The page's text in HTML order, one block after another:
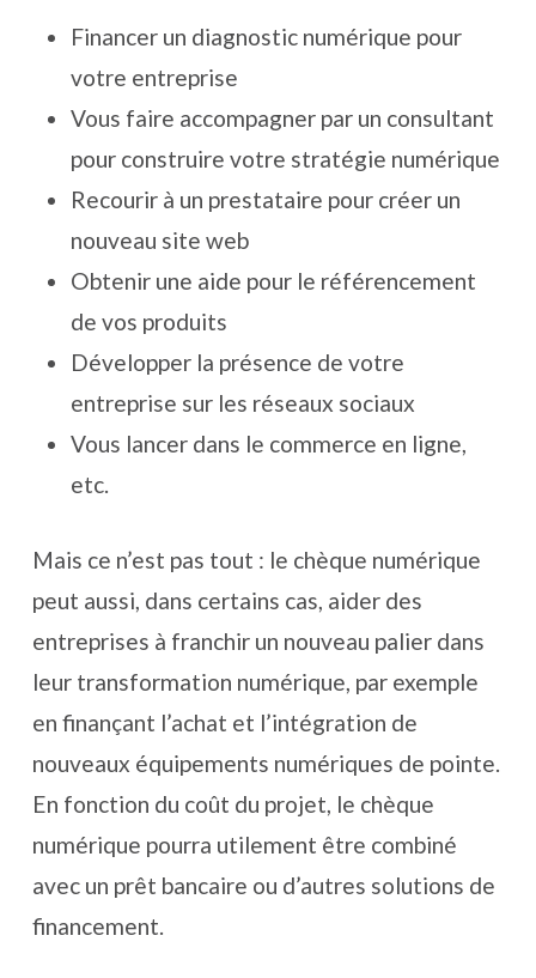
Financer un diagnostic numérique pour
votre entreprise
Vous faire accompagner par un consultant
pour construire votre stratégie numérique
Recourir à un prestataire pour créer un
nouveau site web
Obtenir une aide pour le référencement
de vos produits
Développer la présence de votre
entreprise sur les réseaux sociaux
Vous lancer dans le commerce en ligne,
etc.
Mais ce n’est pas tout : le chèque numérique
peut aussi, dans certains cas, aider des
entreprises à franchir un nouveau palier dans
leur transformation numérique, par exemple
en finançant l’achat et l’intégration de
nouveaux équipements numériques de pointe.
En fonction du coût du projet, le chèque
numérique pourra utilement être combiné
avec un prêt bancaire ou d’autres solutions de
financement.